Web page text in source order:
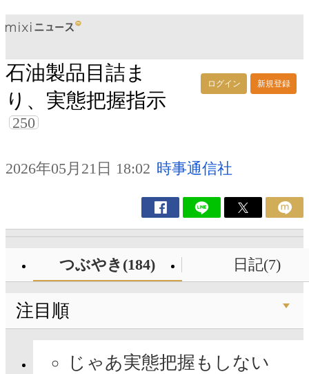
ログイン 新規登録
石油製品目詰ま
り、実態把握指示
250
2026年05月21日 18:02 時事通信社
つぶやき(184) 日記(7)
注目順
じゃあ実態把握もしない